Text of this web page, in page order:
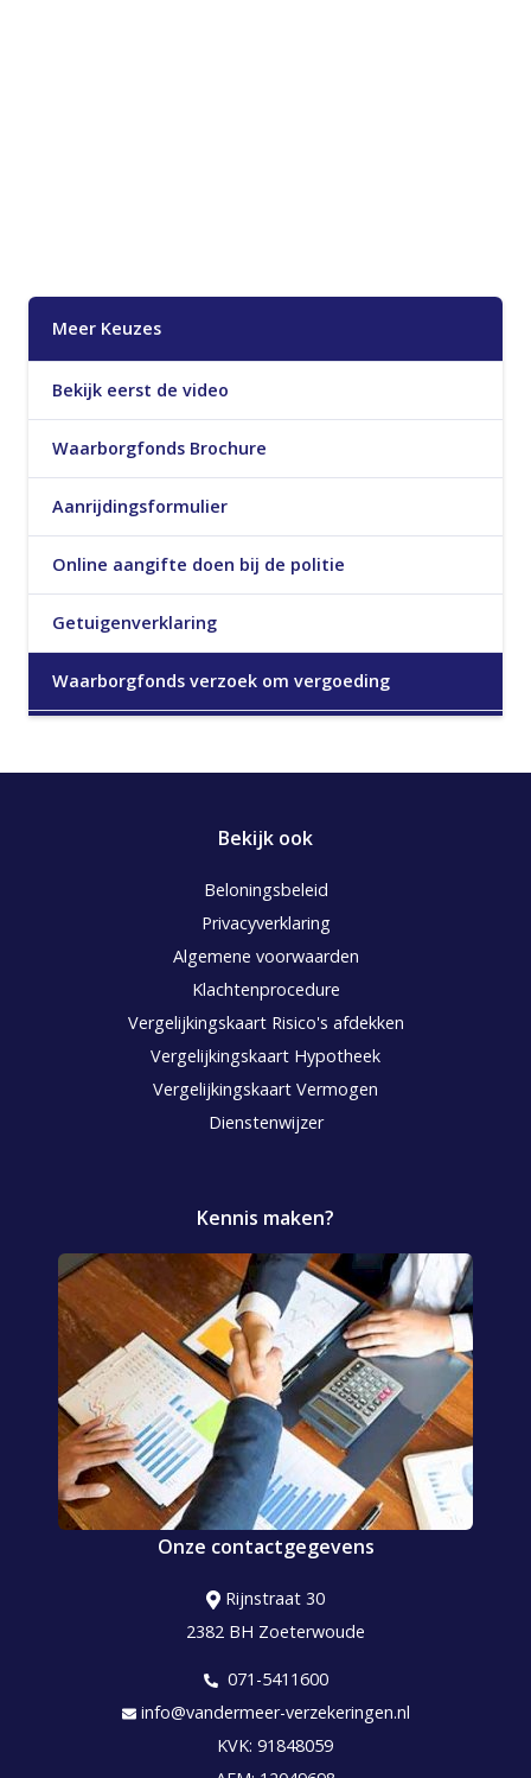
Meer Keuzes
Bekijk eerst de video
Waarborgfonds Brochure
Aanrijdingsformulier
Online aangifte doen bij de politie
Getuigenverklaring
Waarborgfonds verzoek om vergoeding
Bekijk ook
Beloningsbeleid
Privacyverklaring
Algemene voorwaarden
Klachtenprocedure
Vergelijkingskaart Risico's afdekken
Vergelijkingskaart Hypotheek
Vergelijkingskaart Vermogen
Dienstenwijzer
Kennis maken?
Onze contactgegevens
Rijnstraat 30
2382 BH Zoeterwoude
071-5411600
info@vandermeer-verzekeringen.nl
KVK: 91848059